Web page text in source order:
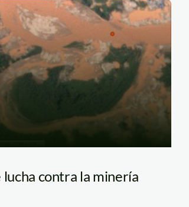
lucha contra la minería